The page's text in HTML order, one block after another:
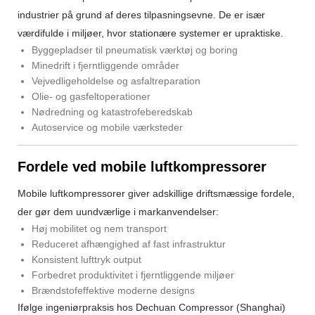
industrier på grund af deres tilpasningsevne. De er især
værdifulde i miljøer, hvor stationære systemer er upraktiske.
Byggepladser til pneumatisk værktøj og boring
Minedrift i fjerntliggende områder
Vejvedligeholdelse og asfaltreparation
Olie- og gasfeltoperationer
Nødredning og katastrofeberedskab
Autoservice og mobile værksteder
Fordele ved mobile luftkompressorer
Mobile luftkompressorer giver adskillige driftsmæssige fordele,
der gør dem uundværlige i markanvendelser:
Høj mobilitet og nem transport
Reduceret afhængighed af fast infrastruktur
Konsistent lufttryk output
Forbedret produktivitet i fjerntliggende miljøer
Brændstofeffektive moderne designs
Ifølge ingeniørpraksis hos Dechuan Compressor (Shanghai)